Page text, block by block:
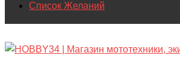
Список Желаний